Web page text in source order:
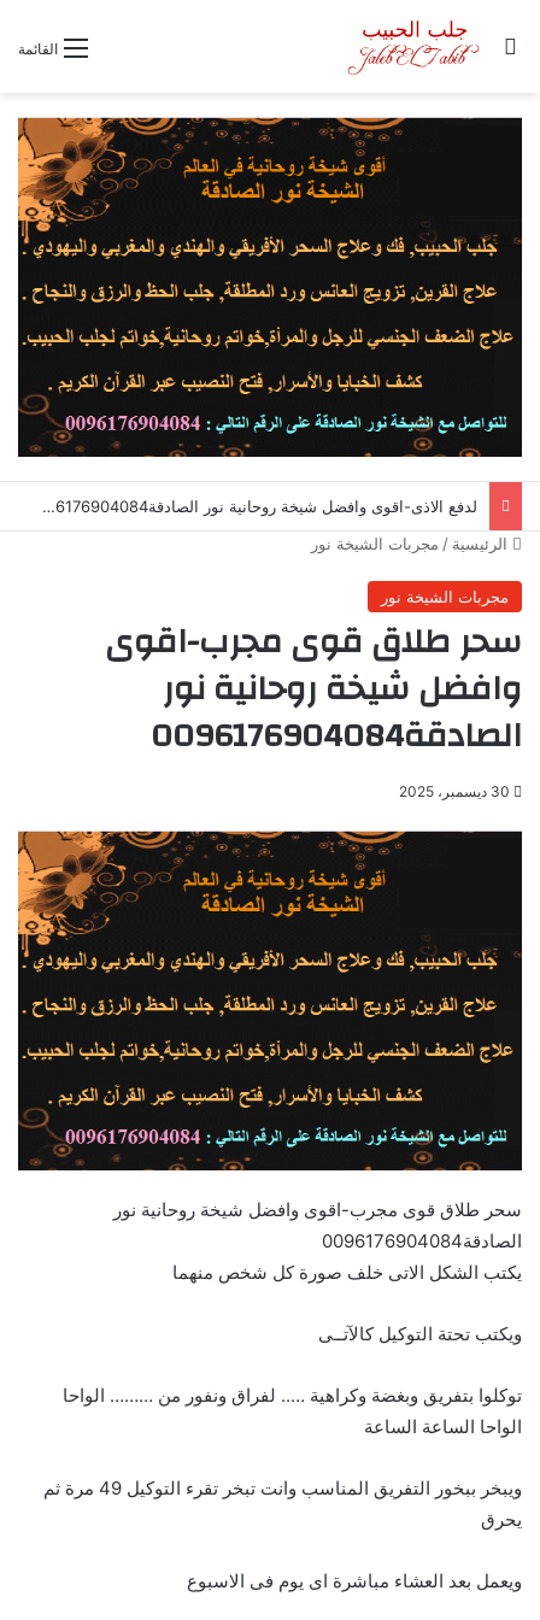
القائمة بحث عن
لدفع الاذى-اقوى وافضل شيخة روحانية نور الصادقة0096176904084
الرئيسية / مجربات الشيخة نور
مجربات الشيخة نور
سحر طلاق قوى مجرب-اقوى
وافضل شيخة روحانية نور
الصادقة0096176904084
30 ديسمبر، 2025
سحر طلاق قوى مجرب-اقوى وافضل شيخة روحانية نور
الصادقة0096176904084
يكتب الشكل الاتى خلف صورة كل شخص منهما
ويكتب تحتة التوكيل كالآتــى
توكلوا بتفريق وبغضة وكراهية ….. لفراق ونفور من ……… الواحا
الواحا الساعة الساعة
ويبخر ببخور التفريق المناسب وانت تبخر تقرء التوكيل 49 مرة ثم
يحرق
ويعمل بعد العشاء مباشرة اى يوم فى الاسبوع